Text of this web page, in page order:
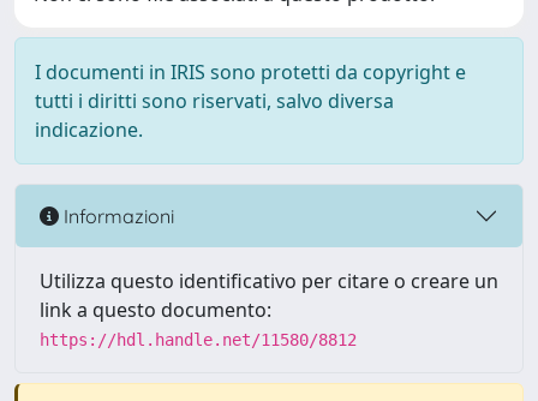
I documenti in IRIS sono protetti da copyright e
tutti i diritti sono riservati, salvo diversa
indicazione.
Informazioni
Utilizza questo identificativo per citare o creare un
link a questo documento:
https://hdl.handle.net/11580/8812